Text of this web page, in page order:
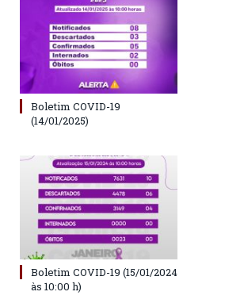
Boletim COVID-19
(14/01/2025)
Boletim COVID-19 (15/01/2024
às 10:00 h)